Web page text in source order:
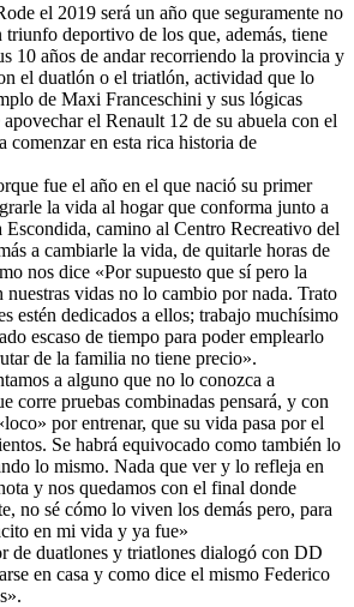
el 2019 será un año que seguramente no
deportivo de los que, además, tiene
10 años de andar recorriendo la provincia y
el duatlón o el triatlón, actividad que lo
de Maxi Franceschini y sus lógicas
el Renault 12 de su abuela con el
comenzar en esta rica historia de
fue el año en el que nació su primer
la vida al hogar que conforma junto a
camino al Centro Recreativo del
a cambiarle la vida, de quitarle horas de
nos dice «Por supuesto que sí pero la
vidas no lo cambio por nada. Trato
estén dedicados a ellos; trabajo muchísimo
escaso de tiempo para poder emplearlo
de la familia no tiene precio».
a alguno que no lo conozca a
corre pruebas combinadas pensará, y con
por entrenar, que su vida pasa por el
Se habrá equivocado como también lo
lo mismo. Nada que ver y lo refleja en
y nos quedamos con el final donde
no sé cómo lo viven los demás pero, para
en mi vida y ya fue»
de duatlones y triatlones dialogó con DD
en casa y como dice el mismo Federico